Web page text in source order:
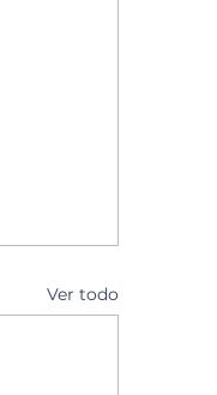
Ver todo